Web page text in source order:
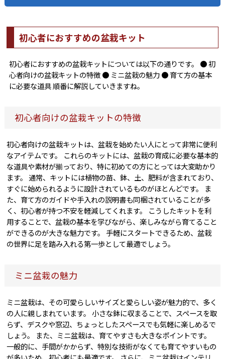
初心者におすすめの盆栽キット
初心者におすすめの盆栽キットについては以下の通りです。 ● 初
心者向けの盆栽キットの特徴 ● ミニ盆栽の魅力 ● 育て方の基本
に必要な道具 順番に解説していきますね。
初心者向けの盆栽キットの特徴
初心者向けの盆栽キットは、盆栽を始めたい人にとって非常に便利
なアイテムです。 これらのキットには、盆栽の育成に必要な基本的
な道具や素材が揃っており、特に初めての方にとっては大変助かり
ます。 通常、キットには植物の苗、鉢、土、肥料が含まれており、
すぐに始められるように設計されているものがほとんどです。 ま
た、育て方のガイドや手入れの説明書も同梱されていることが多
く、初心者が持つ不安を軽減してくれます。 こうしたキットを利
用することで、盆栽の基本を学びながら、楽しみながら育てること
ができるのが大きな魅力です。 手軽にスタートできるため、盆栽
の世界に足を踏み入れる第一歩として最適でしょう。
ミニ盆栽の魅力
ミニ盆栽は、その可愛らしいサイズと愛らしい姿が魅力的で、多く
の人に親しまれています。 小さな鉢に収まることで、スペースを取
らず、デスクや窓辺、ちょっとしたスペースでも気軽に楽しめるで
しょう。 また、ミニ盆栽は、育てやすさも大きなポイントです。
一般的に、手間がかからず、特別な技術がなくても育てやすいもの